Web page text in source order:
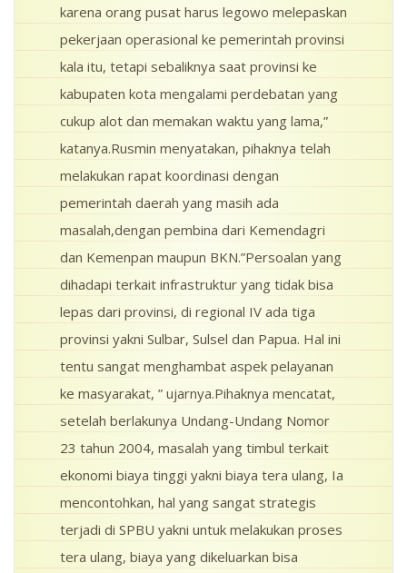
karena orang pusat harus legowo melepaskan
pekerjaan operasional ke pemerintah provinsi
kala itu, tetapi sebaliknya saat provinsi ke
kabupaten kota mengalami perdebatan yang
cukup alot dan memakan waktu yang lama,”
katanya.Rusmin menyatakan, pihaknya telah
melakukan rapat koordinasi dengan
pemerintah daerah yang masih ada
masalah,dengan pembina dari Kemendagri
dan Kemenpan maupun BKN.”Persoalan yang
dihadapi terkait infrastruktur yang tidak bisa
lepas dari provinsi, di regional IV ada tiga
provinsi yakni Sulbar, Sulsel dan Papua. Hal ini
tentu sangat menghambat aspek pelayanan
ke masyarakat, ” ujarnya.Pihaknya mencatat,
setelah berlakunya Undang-Undang Nomor
23 tahun 2004, masalah yang timbul terkait
ekonomi biaya tinggi yakni biaya tera ulang, Ia
mencontohkan, hal yang sangat strategis
terjadi di SPBU yakni untuk melakukan proses
tera ulang, biaya yang dikeluarkan bisa